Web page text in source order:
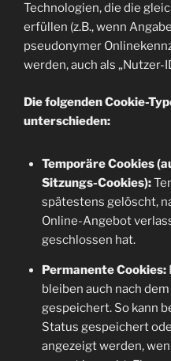
Technologien, die die
erfüllen (z.B., wenn
pseudonymer
werden, auch als „Nutzer-
Die folgenden Cookie-
unterschieden:
Temporäre Cookies
Sitzungs-Cookies):
spätestens gelöscht,
Online-Angebot
geschlossen hat.
Permanente Cookies:
bleiben auch nach
gespeichert. So kann
Status gespeichert
angezeigt werden,